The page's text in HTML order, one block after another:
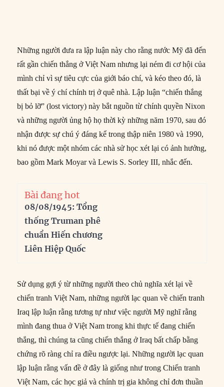
Những người đưa ra lập luận này cho rằng nước Mỹ đã đến
rất gần chiến thắng ở Việt Nam nhưng lại ném đi cơ hội của
mình chỉ vì sự tiêu cực của giới báo chí, và kéo theo đó, là
thất bại về ý chí chính trị ở quê nhà. Lập luận “chiến thắng
bị bỏ lỡ” (lost victory) này bắt nguồn từ chính quyền Nixon
và những người ủng hộ họ thời kỳ những năm 1970, sau đó
nhận được sự chú ý đáng kể trong thập niên 1980 và 1990,
khi nó được một nhóm các nhà sử học xét lại có ảnh hưởng,
bao gồm Mark Moyar và Lewis S. Sorley III, nhắc đến.
Bài đang hot
08/08/1945: Tổng
thống Truman phê
chuẩn Hiến chương
Liên Hiệp Quốc
Sử dụng gợi ý từ những người theo chủ nghĩa xét lại về
chiến tranh Việt Nam, những người lạc quan về chiến tranh
Iraq lập luận rằng tương tự như việc người Mỹ nghĩ rằng
mình đang thua ở Việt Nam trong khi thực tế đang chiến
thắng, thì chúng ta cũng chiến thắng ở Iraq bất chấp bằng
chứng rõ ràng chỉ ra điều ngược lại. Những người lạc quan
lập luận rằng vấn đề ở đây là giống như trong Chiến tranh
Việt Nam, các học giả và chính trị gia không chỉ đơn thuần